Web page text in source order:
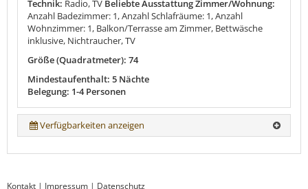
Technik: Radio, TV Beliebte Ausstattung Zimmer/Wohnung:
Anzahl Badezimmer: 1, Anzahl Schlafräume: 1, Anzahl
Wohnzimmer: 1, Balkon/Terrasse am Zimmer, Bettwäsche
inklusive, Nichtraucher, TV
Größe (Quadratmeter): 74
Mindestaufenthalt: 5 Nächte
Belegung: 1-4 Personen
Verfügbarkeiten anzeigen
Kontakt | Impressum | Datenschutz